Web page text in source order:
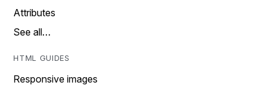
Attributes
See all…
HTML GUIDES
Responsive images